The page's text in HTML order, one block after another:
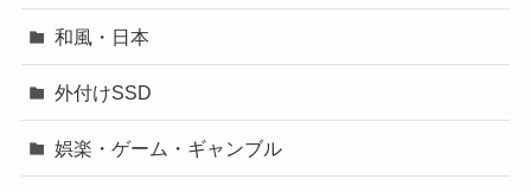
和風・日本
外付けSSD
娯楽・ゲーム・ギャンブル